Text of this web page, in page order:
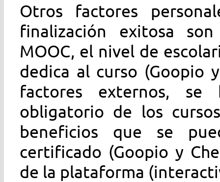
Otros factores
finalización exitosa
MOOC, el nivel de
dedica al curso (Goopio
factores externos, se
obligatorio de los
beneficios que se
certificado (Goopio y
de la plataforma